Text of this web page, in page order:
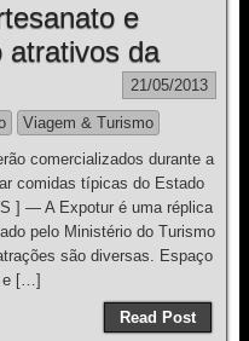
e
atrativos da
21/05/2013
Viagem & Turismo
comercializados durante a
comidas típicas do Estado
] — A Expotur é uma réplica
pelo Ministério do Turismo
são diversas. Espaço
e […]
Read Post